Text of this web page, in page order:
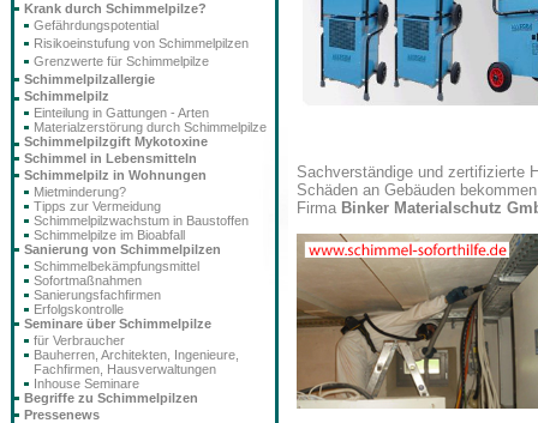
Sachverständige und zertifizierte
Schäden an Gebäuden
Firma Binker Materialschutz
Krank durch Schimmelpilze?
Gefährdungspotential
Risikoeinstufung von Schimmelpilzen
Grenzwerte für Schimmelpilze
Schimmelpilzallergie
Schimmelpilz
Einteilung in Gattungen - Arten
Materialzerstörung durch Schimmelpilze
Schimmelpilzgift Mykotoxine
Schimmel in Lebensmitteln
Schimmelpilz in Wohnungen
Mietminderung?
Tipps zur Vermeidung
Schimmelpilzwachstum in Baustoffen
Schimmelpilze im Bioabfall
Sanierung von Schimmelpilzen
Schimmelbekämpfungsmittel
Sofortmaßnahmen
Sanierungsfachfirmen
Erfolgskontrolle
Seminare über Schimmelpilze
für Verbraucher
Bauherren, Architekten, Ingenieure,
Fachfirmen, Hausverwaltungen
Inhouse Seminare
Begriffe zu Schimmelpilzen
Pressenews